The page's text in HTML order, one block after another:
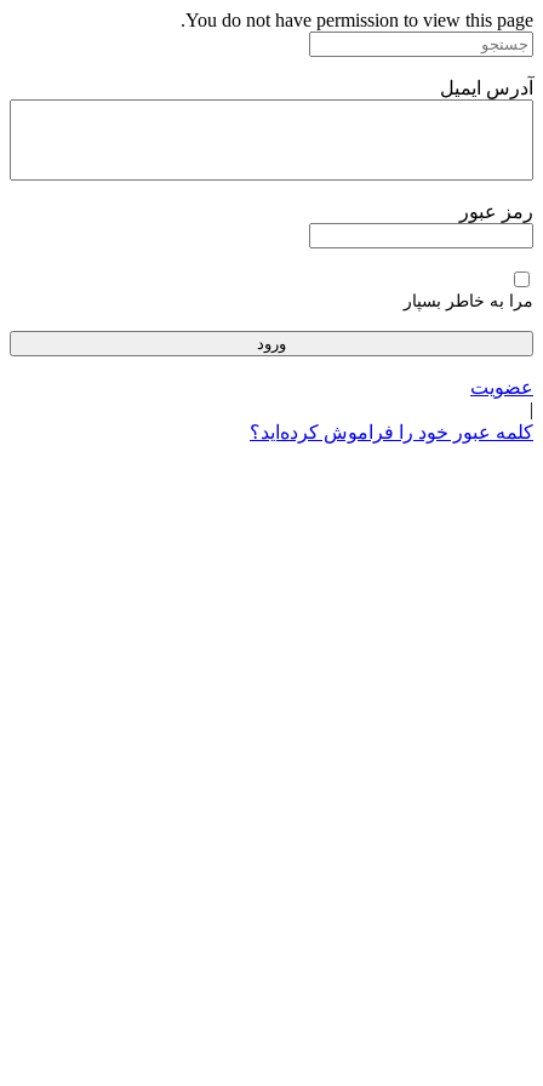
پرش
به
You do not have permission to view this page.
آدرس ایمیل
رمز عبور
مرا به خاطر بسپار
عضویت
|
کلمه عبور خود را فراموش کرده‌اید؟